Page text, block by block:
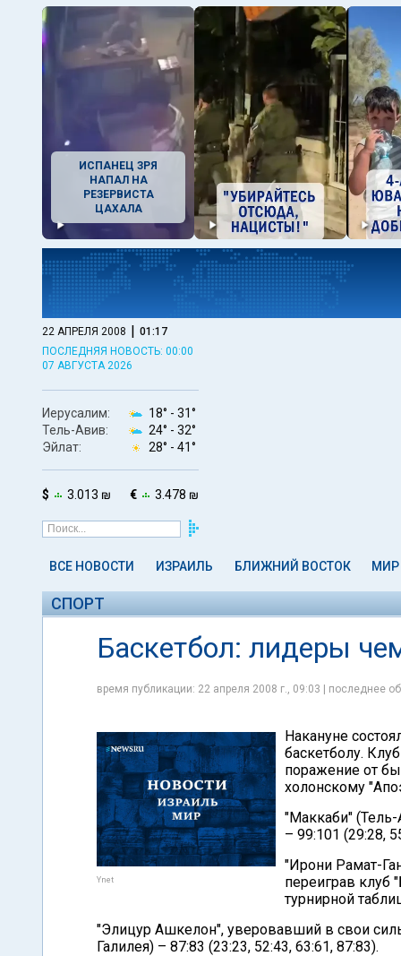
ИСПАНЕЦ ЗРЯ
НАПАЛ НА
РЕЗЕРВИСТА
ЦАХАЛА
22 АПРЕЛЯ 2008 | 01:17
ПОСЛЕДНЯЯ НОВОСТЬ: 00:00
07 АВГУСТА 2026
Иерусалим: 18° - 31°
Тель-Авив:
24° - 32°
Эйлат:
28° - 41°
$ 3.013 ₪ € 3.478 ₪
ВСЕ НОВОСТИ ИЗРАИЛЬ БЛИЖНИЙ ВОСТОК МИР
СПОРТ
Баскетбол: лидеры
время публикации: 22 апреля 2008 г., 09:03 | последнее
Ynet
Накануне
баскетболу.
поражение от
холонскому
"Маккаби"
– 99:101 (29:28,
"Ирони Рамат-
переиграв клуб
турнирной
"Элицур Ашкелон", уверовавший в свои
Галилея) – 87:83 (23:23, 52:43, 63:61, 87:83).